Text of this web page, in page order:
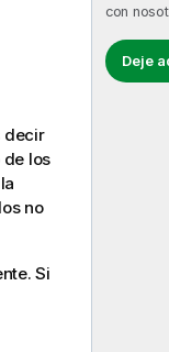
con
Deje
decir
de los
no
Si